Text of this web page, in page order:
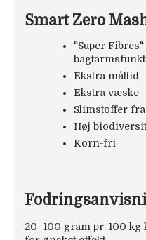
Smart Zero
"Super
Ekstra måltid
Ekstra væske
Slimstoffer
Høj
Korn-fri
20- 100 gram pr. 100